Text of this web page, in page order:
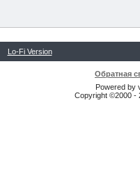
Lo-Fi Version
Обратная
Powered by
Copyright ©2000 -